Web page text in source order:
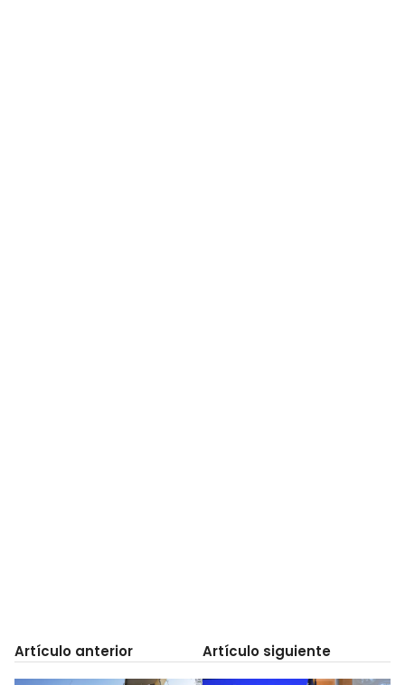
Artículo anterior Artículo siguiente